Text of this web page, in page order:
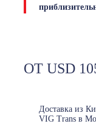
ОТ USD
Доставка из
VIG Trans в